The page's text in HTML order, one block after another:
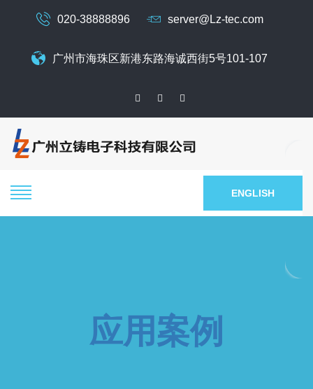
020-38888896 server@Lz-tec.com
广州市海珠区新港东路海诚西街5号101-107
ENGLISH
应用案例